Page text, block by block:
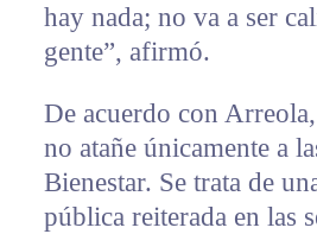
hay nada; no va a ser
gente”, afirmó.
De acuerdo con
no atañe únicamente a
Bienestar. Se trata de
pública reiterada en las